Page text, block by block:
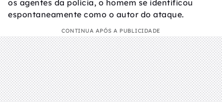
os agentes da polícia, o homem se identificou
espontaneamente como o autor do ataque.
CONTINUA APÓS A PUBLICIDADE